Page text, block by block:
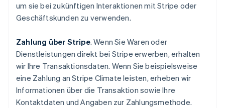
um sie bei zukünftigen Interaktionen mit Stripe oder
Geschäftskunden zu verwenden.
Zahlung über Stripe. Wenn Sie Waren oder
Dienstleistungen direkt bei Stripe erwerben, erhalten
wir Ihre Transaktionsdaten. Wenn Sie beispielsweise
eine Zahlung an Stripe Climate leisten, erheben wir
Informationen über die Transaktion sowie Ihre
Kontaktdaten und Angaben zur Zahlungsmethode.